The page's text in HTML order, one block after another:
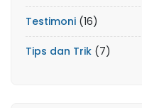
Testimoni (16)
Tips dan Trik (7)